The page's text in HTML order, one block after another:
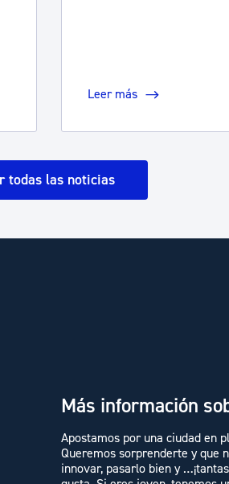
Leer más
todas las noticias
Más información
Apostamos por una ciudad en
Queremos sorprenderte y que
innovar, pasarlo bien y